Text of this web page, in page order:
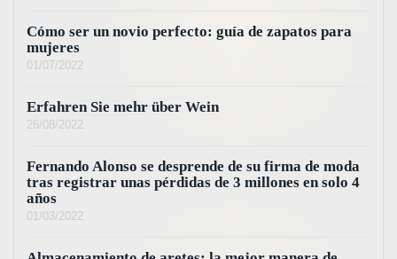
Cómo ser un novio perfecto: guía de zapatos para
mujeres
01/07/2022
Erfahren Sie mehr über Wein
26/08/2022
Fernando Alonso se desprende de su firma de moda
tras registrar unas pérdidas de 3 millones en solo 4
años
01/03/2022